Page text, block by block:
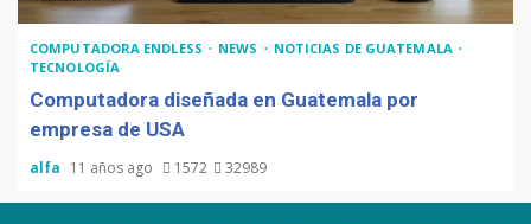
COMPUTADORA ENDLESS NEWS
NOTICIAS DE GUATEMALA
TECNOLOGÍA
Computadora diseñada en Guatemala por
empresa de USA
alfa 11 años ago 1572 32989